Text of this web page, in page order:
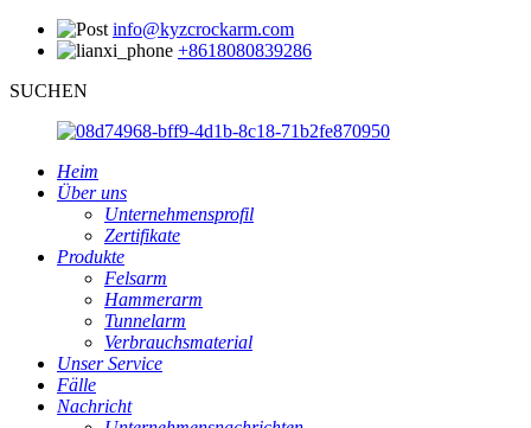
info@kyzcrockarm.com
+8618080839286
SUCHEN
Heim
Über uns
Unternehmensprofil
Zertifikate
Produkte
Felsarm
Hammerarm
Tunnelarm
Verbrauchsmaterial
Unser Service
Fälle
Nachricht